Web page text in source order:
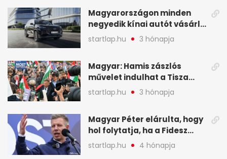
Magyarországon minden
negyedik kínai autót vásárló
a Chery mellett döntött (X)
startlap.hu 3 hónapja
Magyar: Hamis zászlós
művelet indulhat a Tisza
ellen a választás napján - A
hét legfontosabb eseményei
startlap.hu 3 hónapja
Magyar Péter elárulta, hogy
hol folytatja, ha a Fidesz
nyeri a választást - A hét
legfontosabb hírei
startlap.hu 4 hónapja